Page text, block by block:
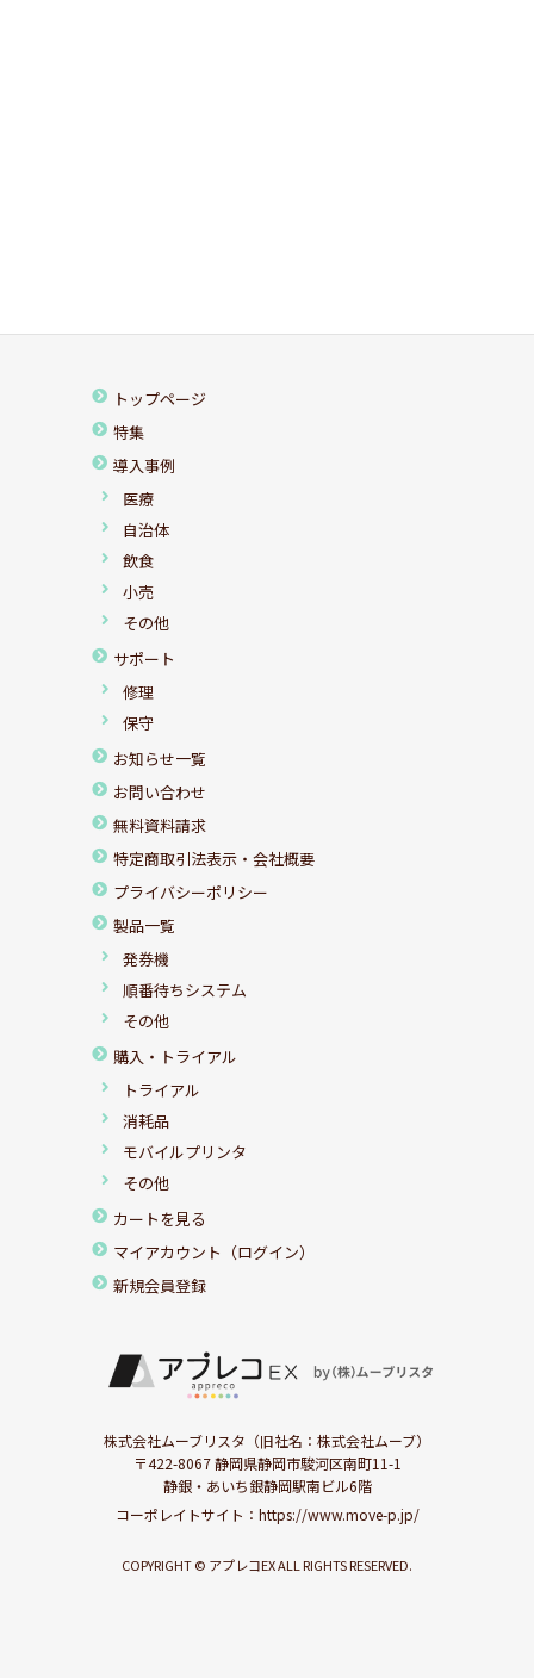
トップページ
特集
導入事例
医療
自治体
飲食
小売
その他
サポート
修理
保守
お知らせ一覧
お問い合わせ
無料資料請求
特定商取引法表示・会社概要
プライバシーポリシー
製品一覧
発券機
順番待ちシステム
その他
購入・トライアル
トライアル
消耗品
モバイルプリンタ
その他
カートを見る
マイアカウント（ログイン）
新規会員登録
株式会社ムーブリスタ（旧社名：株式会社ムーブ）
〒422-8067 静岡県静岡市駿河区南町11-1
静銀・あいち銀静岡駅南ビル6階
コーポレイトサイト： https://www.move-p.jp/
COPYRIGHT © アプレコEX ALL RIGHTS RESERVED.